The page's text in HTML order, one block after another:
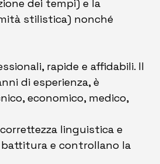
dei tempi) e la
stilistica) nonché
rapide e affidabili. Il
di esperienza, è
economico, medico,
linguistica e
e controllano la